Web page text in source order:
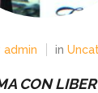
admin in
CON